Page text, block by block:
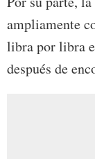
ampliamente
libra por libra
después de